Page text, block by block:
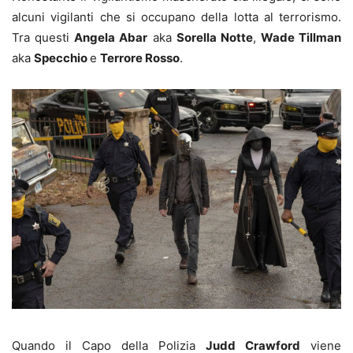
alcuni vigilanti che si occupano della lotta al terrorismo.
Tra questiAngela Abar aka Sorella Notte, Wade Tillman
aka Specchioe Terrore Rosso.
Quando il Capo della Polizia Judd Crawford viene